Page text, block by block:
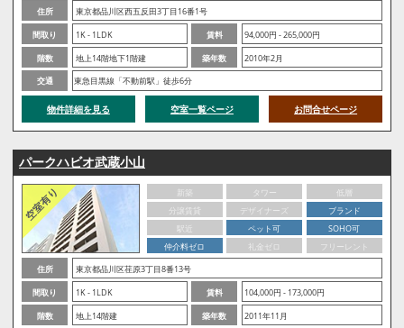
住所
東京都品川区西五反田3丁目16番1号
間取り
1K - 1LDK 賃料
94,000円 - 265,000円
階数
地上14階地下1階建 築年数
2010年2月
交通
東急目黒線「不動前駅」徒歩6分
物件詳細を見る 空室一覧ページ お問合せページ
パークハビオ武蔵小山
新築 タワー
低層
分譲賃貸
デザイナーズ
ブランド
駅近
ペット可
SOHO可
仲介料ゼロ
礼金ゼロ
フリーレント
住所
東京都品川区荏原3丁目8番13号
間取り
1K - 1LDK 賃料
104,000円 - 173,000円
階数
地上14階建 築年数
2011年11月